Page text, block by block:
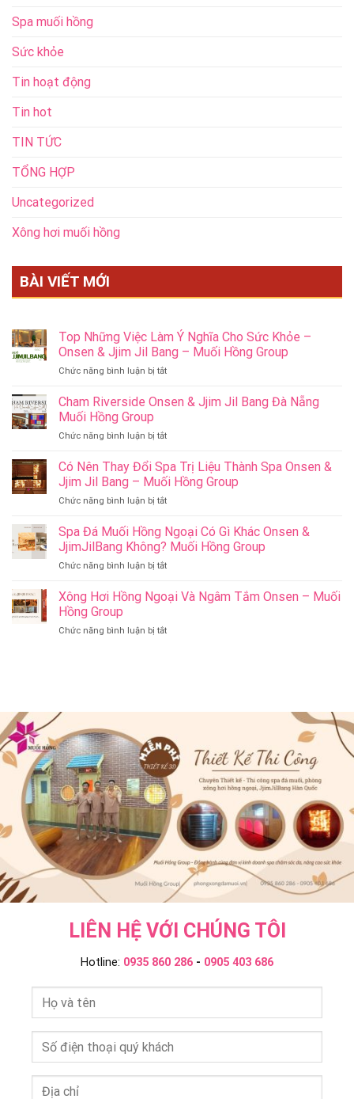
Spa muối hồng
Sức khỏe
Tin hoạt động
Tin hot
TIN TỨC
TỔNG HỢP
Uncategorized
Xông hơi muối hồng
BÀI VIẾT MỚI
Top Những Việc Làm Ý Nghĩa Cho Sức Khỏe –
Onsen & Jjim Jil Bang – Muối Hồng Group
Chức năng bình luận bị tắtở
Những
Ý
Cho
Sức
–
&
Jjim
Muối
Cham Riverside Onsen & Jjim Jil Bang Đà Nẵng
Muối Hồng Group
Chức năng bình luận bị tắtở
Riverside
Onsen
&
Jjim
Bang
Đà
Muối
Group
Có Nên Thay Đổi Spa Trị Liệu Thành Spa Onsen &
Jjim Jil Bang – Muối Hồng Group
Chức năng bình luận bị tắtở
Nên
Thay
Đổi
Spa
Liệu
Onsen
Group
Spa Đá Muối Hồng Ngoại Có Gì Khác Onsen &
JjimJilBang Không? Muối Hồng Group
Chức năng bình luận bị tắtở
Đá
Muối
Ngoại
JjimJilBang
Muối
Hồng
Group
Xông Hơi Hồng Ngoại Và Ngâm Tắm Onsen – Muối
Hồng Group
Chức năng bình luận bị tắtở
Ngâm
Onsen
–
Muối
Hồng
Group
LIÊN HỆ VỚI CHÚNG TÔI
Hotline: 0935 860 286 - 0905 403 686